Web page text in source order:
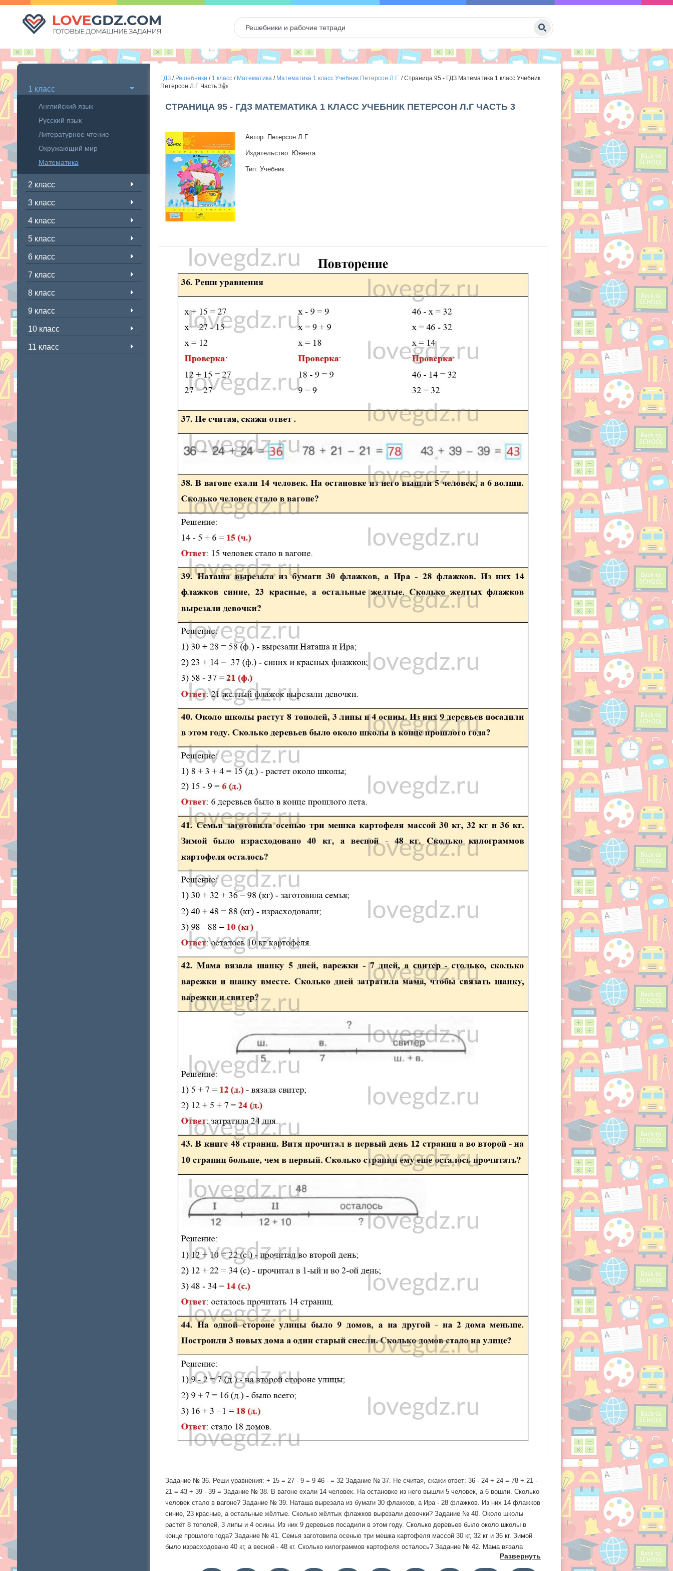
1 класс
Английский язык
Русский язык
Литературное чтение
Окружающий мир
Математика
2 класс
3 класс
4 класс
5 класс
6 класс
7 класс
8 класс
9 класс
10 класс
11 класс
ГДЗ/ Решебники / 1 класс/ Математика/ Математика 1 класс Учебник Петерсон Л.Г./Страница 95 - ГДЗ Математика 1 класс Учебник
Петерсон Л.Г Часть 3👍
СТРАНИЦА 95 - ГДЗ МАТЕМАТИКА 1 КЛАСС УЧЕБНИК ПЕТЕРСОН Л.Г ЧАСТЬ 3
Автор: Петерсон Л.Г.
Издательство: Ювента
Тип: Учебник
Развернуть
Задание № 36. Реши уравнения: + 15 = 27 - 9 = 9 46 - = 32 Задание № 37. Не считая, скажи ответ: 36 - 24 + 24 = 78 + 21 -
21 = 43 + 39 - 39 = Задание № 38. В вагоне ехали 14 человек. На остановке из него вышли 5 человек, а 6 вошли. Сколько
человек стало в вагоне? Задание № 39. Наташа вырезала из бумаги 30 флажков, а Ира - 28 флажков. Из них 14 флажков
синие, 23 красные, а остальные жёлтые. Сколько жёлтых флажков вырезали девочки? Задание № 40. Около школы
растёт 8 тополей, 3 липы и 4 осины. Из них 9 деревьев посадили в этом году. Сколько деревьев было около школы в
конце прошлого года? Задание № 41. Семья заготовила осенью три мешка картофеля массой 30 кг, 32 кг и 36 кг. Зимой
было израсходовано 40 кг, а весной - 48 кг. Сколько килограммов картофеля осталось? Задание № 42. Мама вязала
шапку 5 дней, варежки - 7 дней, а свитер - столько, сколько варежки и шапку вместе. Сколько дней затратила мама,
чтобы связать шапку, варежки и свитер? Задание № 43. В книге 48 страниц. Витя прочитал в первый день 12 страниц, а